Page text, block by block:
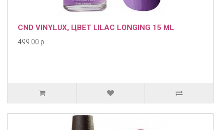
CND VINYLUX, ЦВЕТ LILAC LONGING 15 ML
499.00 р.